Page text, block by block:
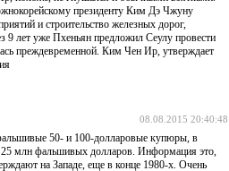
президенту Ким Дэ Чжуну
и строительство железных дорог,
лет уже Пхеньян предложил Сеулу провести
преждевременной. Ким Чен Ир, утверждает
08.08.2015 20:40:48
50- и 100-долларовые купюры, в
млн фальшивых долларов. Информация это,
на Западе, еще в конце 1980-х. Очень